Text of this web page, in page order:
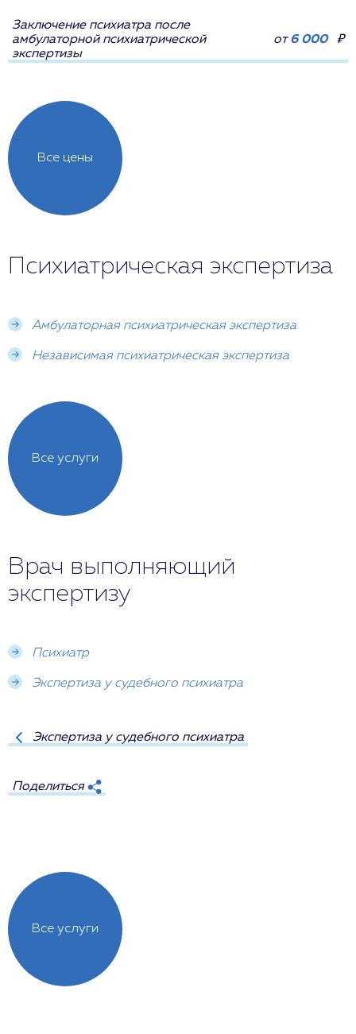
Все цены
Заключение психиатра после
амбулаторной психиатрической
экспертизы
от6 000 ₽
Психиатрическая экспертиза
Амбулаторная психиатрическая экспертиза
Независимая психиатрическая экспертиза
Все услуги
Врач выполняющий
экспертизу
Психиатр
Экспертиза у судебного психиатра
Экспертиза у судебного психиатра
Поделиться
Все услуги